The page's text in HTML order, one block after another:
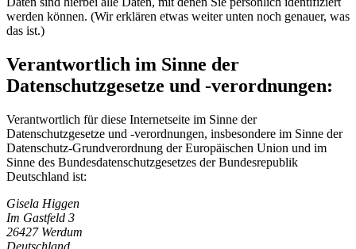
werden können. (Wir erklären etwas weiter unten noch genauer, was
das ist.)
Verantwortlich im Sinne der
Datenschutzgesetze und -verordnungen:
Verantwortlich für diese Internetseite im Sinne der
Datenschutzgesetze und -verordnungen, insbesondere im Sinne der
Datenschutz-Grundverordnung der Europäischen Union und im
Sinne des Bundesdatenschutzgesetzes der Bundesrepublik
Deutschland ist:
Gisela Higgen
Im Gastfeld 3
26427 Werdum
Deutschland